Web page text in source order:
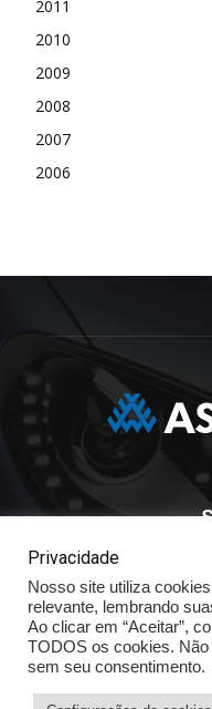
2011
2010
2009
2008
2007
2006
ASSOBRAV -
Av. José Maria Whitaker
- CEP:
Privacidade
Nosso site utiliza
relevante, lembrando
Ao clicar em “Aceitar”,
TODOS os cookies.
sem seu consentimento.